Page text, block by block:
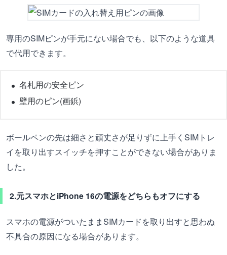
専用のSIMピンが手元にない場合でも、以下のような道具
で代用できます。
名札用の安全ピン
壁用のピン(画鋲)
ボールペンの先は細さと頑丈さが足りずに上手くSIMトレ
イを取り出すスイッチを押すことができない場合がありま
した。
2.元スマホとiPhone 16の電源をどちらもオフにする
スマホの電源がついたままSIMカードを取り出すと思わぬ
不具合の原因になる場合があります。